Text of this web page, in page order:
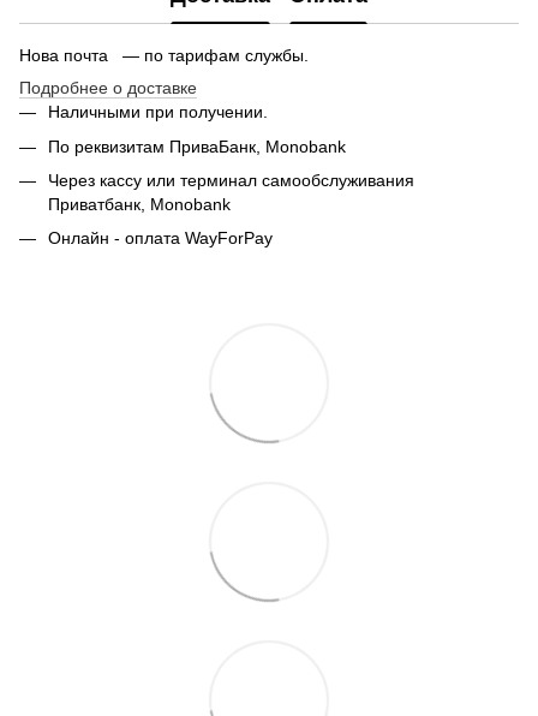
Нова почта — по тарифам службы.
Подробнее о доставке
Наличными при получении.
По реквизитам ПриваБанк, Monobank
Через кассу или терминал самообслуживания
Приватбанк, Monobank
Онлайн - оплата WayForPay